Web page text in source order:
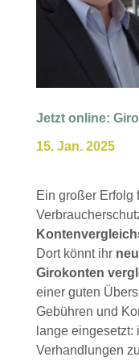
Jetzt online:
15. Jan. 2025
Ein großer Erfolg
Dort könnt ihr
Girokonten
einer guten
Gebühren und
lange
Verhandlungen